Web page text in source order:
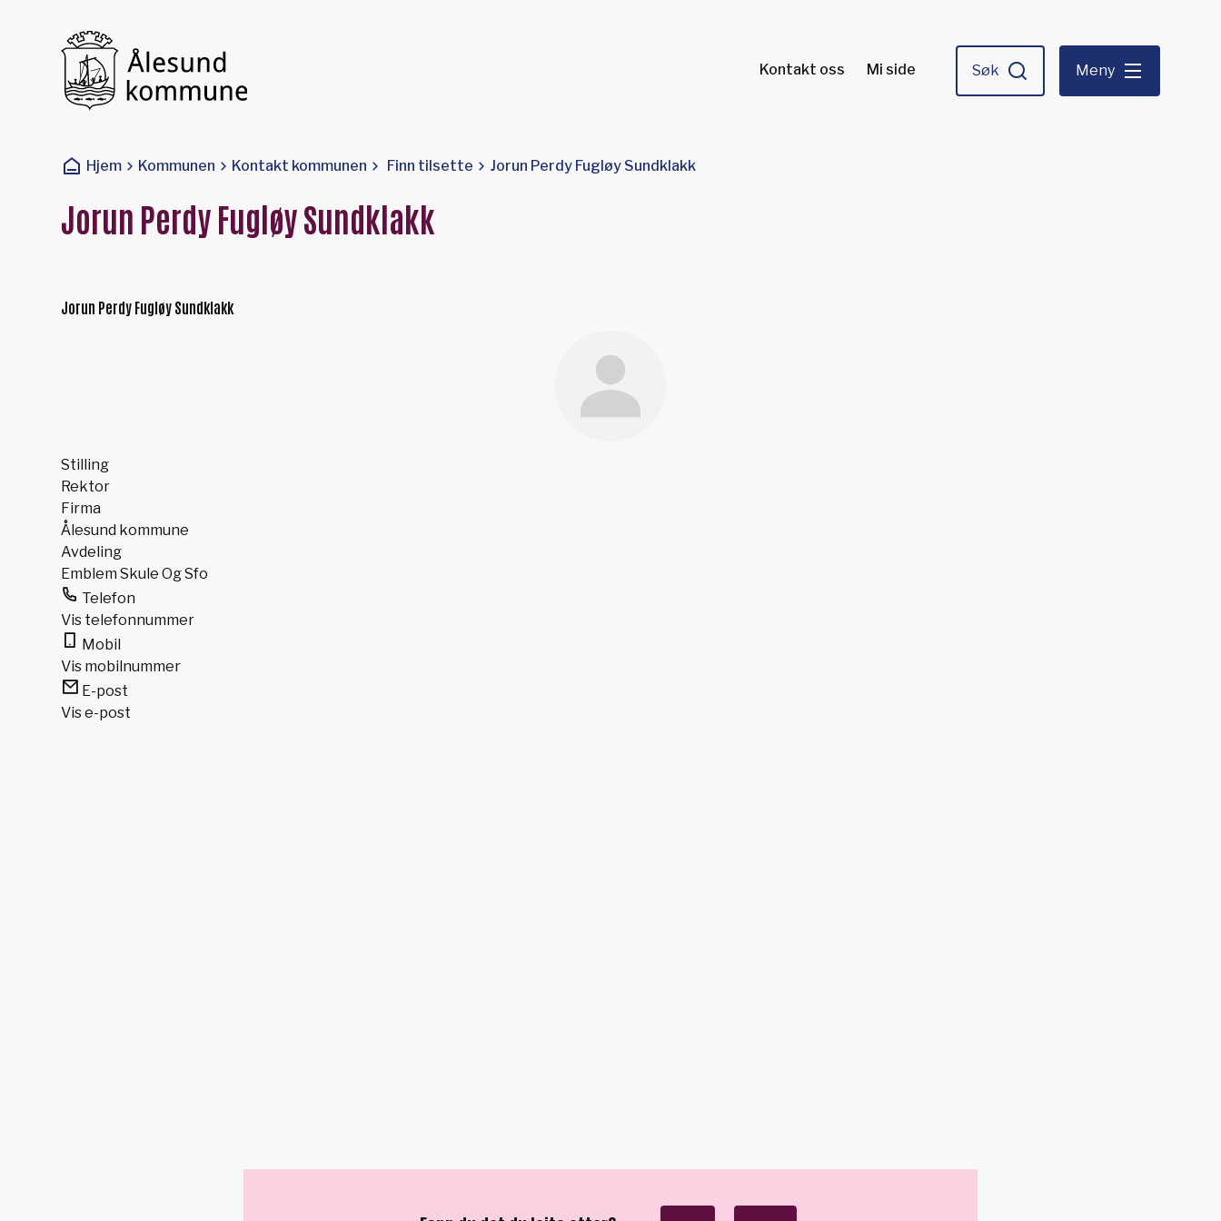
Kontakt oss Mi side Søk Meny
Du er her:
Hjem Kommunen Kontakt kommunen Finn tilsette Jorun Perdy Fugløy Sundklakk
Jorun Perdy Fugløy Sundklakk
Jorun Perdy Fugløy Sundklakk
Stilling
Rektor
Firma
Ålesund kommune
Avdeling
Emblem Skule Og Sfo
Telefon
Vis telefonnummer
Mobil
Vis mobilnummer
E-post
Vis e-post